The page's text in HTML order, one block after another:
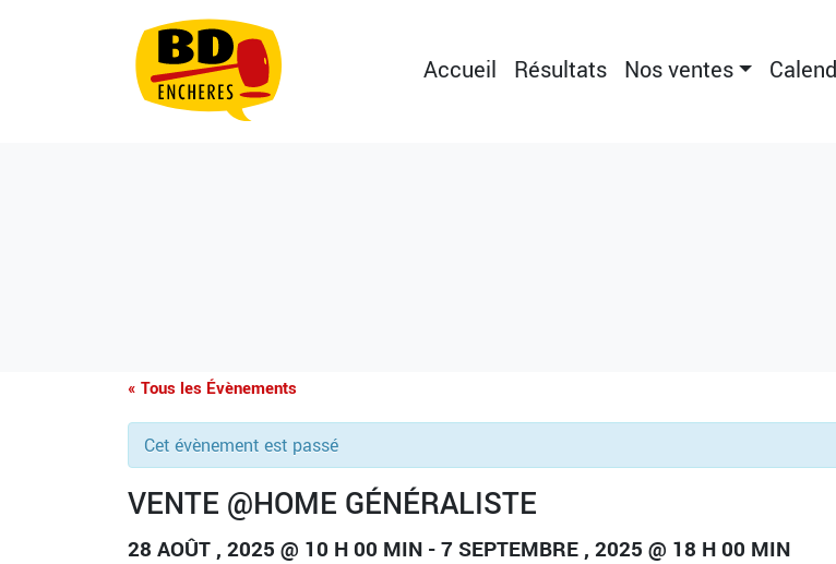
Accueil Résultats Nos ventes
« Tous les Évènements
Cet évènement est passé
VENTE @HOME GÉNÉRALISTE
28 AOÛT , 2025 @ 10 H 00 MIN -7 SEPTEMBRE , 2025 @ 18 H 00 MIN